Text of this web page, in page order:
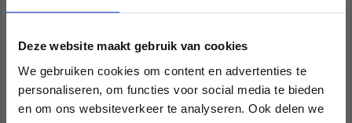
Deze website maakt gebruik van cookies
We gebruiken cookies om content en advertenties te
personaliseren, om functies voor social media te bieden
en om ons websiteverkeer te analyseren. Ook delen we